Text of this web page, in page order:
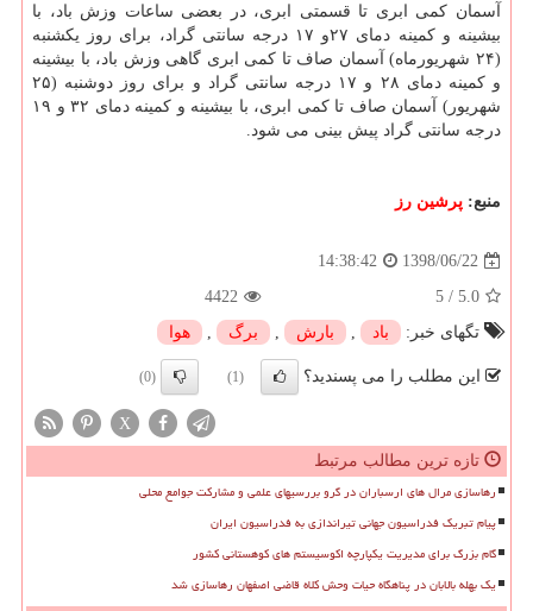
آسمان كمی ابری تا قسمتی ابری، در بعضی ساعات وزش باد، با
بیشینه و كمینه دمای ۲۷و ۱۷ درجه سانتی گراد، برای روز یكشنبه
(۲۴ شهریورماه) آسمان صاف تا كمی ابری گاهی وزش باد، با بیشینه
و كمینه دمای ۲۸ و ۱۷ درجه سانتی گراد و برای روز دوشنبه (۲۵
شهریور) آسمان صاف تا كمی ابری، با بیشینه و كمینه دمای ۳۲ و ۱۹
درجه سانتی گراد پیش بینی می شود.
منبع: پرشین رز
1398/06/22
14:38:42
5.0
/
5
4422
تگهای خبر:
باد , بارش , برگ , هوا
این مطلب را می پسندید؟ (1)
(0)
X
تازه ترین مطالب مرتبط
رهاسازی مرال های ارسباران در گرو بررسیهای علمی و مشارکت جوامع محلی
پیام تبریک فدراسیون جهانی تیراندازی به فدراسیون ایران
گام بزرگ برای مدیریت یکپارچه اکوسیستم های کوهستانی کشور
یک بهله بالابان در پناهگاه حیات وحش کلاه قاضی اصفهان رهاسازی شد